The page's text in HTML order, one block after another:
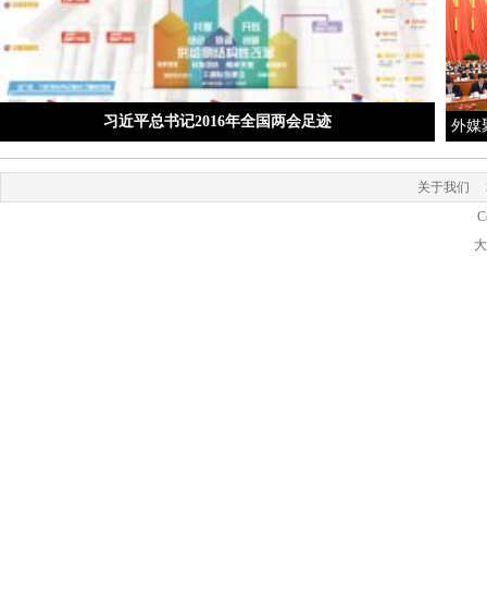
习近平总书记2016年全国两会足迹 外媒
关于我们